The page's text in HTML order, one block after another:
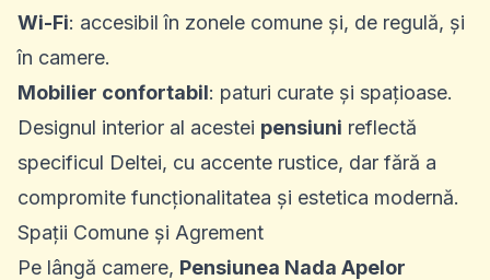
Wi-Fi: accesibil în zonele comune și, de regulă, și
în camere.
Mobilier confortabil: paturi curate și spațioase.
Designul interior al acestei pensiuni reflectă
specificul Deltei, cu accente rustice, dar fără a
compromite funcționalitatea și estetica modernă.
Spații Comune și Agrement
Pe lângă camere, Pensiunea Nada Apelor